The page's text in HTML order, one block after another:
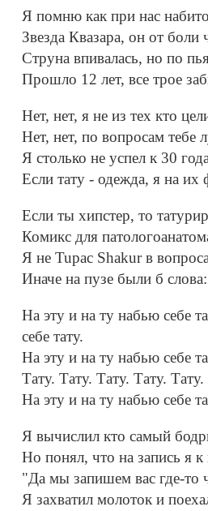
Я помню как при нас
Звезда Квазара, он от боли
Струна впивалась, но по
Прошло 12 лет, все трое
Нет, нет, я не из тех кто
Нет, нет, по вопросам
Я столько не успел к 30
Если тату - одежда, я на
Если ты хипстер, то
Комикс для
Я не Tupac Shakur в
Иначе на пузе были б
На эту и на ту набью себе
себе тату.
На эту и на ту набью себе
Тату. Тату. Тату. Тату.
На эту и на ту набью себе
Я вычислил кто самый
Но понял, что на запись я
"Да мы запишем вас где-то
Я захватил молоток и